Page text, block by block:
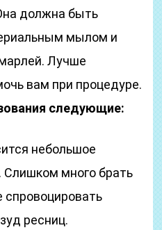
должна быть
мылом и
Лучше
вам при процедуре.
следующие:
небольшое
Слишком много брать
спровоцировать
ресниц.